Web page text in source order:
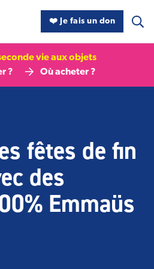
❤️ Je fais un don
vie aux objets
?
Où acheter ?
fêtes de fin
des
Emmaüs